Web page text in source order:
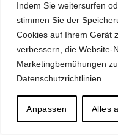
Indem Sie weitersurfen
stimmen Sie der
Cookies auf Ihrem Gerät
verbessern, die Website-
Marketingbemühungen
Datenschutzrichtlinien
Anpassen Alles
der
Website beziehenden
nichts anderes
natürliche oder
Diese Website (oder
Daten des Nutzers